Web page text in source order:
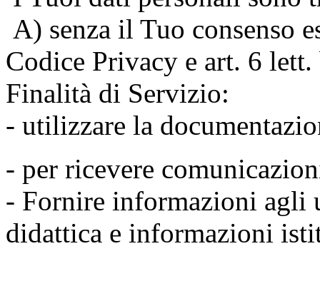
A) senza il Tuo consenso
Codice Privacy e art. 6
Finalità di Servizio:
- utilizzare la
- per ricevere
- Fornire informazioni agli
didattica e informazioni